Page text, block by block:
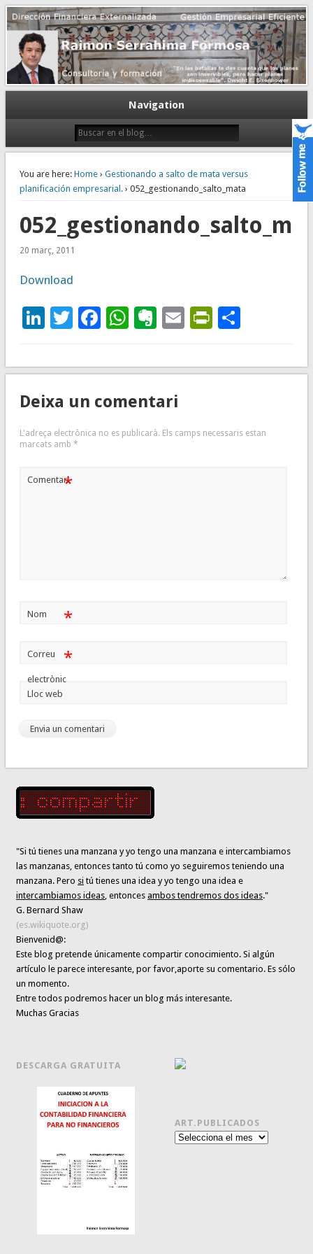
Dirección financiera de la PyME
Gestión empresarial eficiente. Dirección financiera externalizada.
Navigation
You are here: Home› Gestionando a salto de mata versus
planificación empresarial.› 052_gestionando_salto_mata
20 març, 2011
Download
LinkedIn
Twitter
Facebook
WhatsApp
Evernote
Email
Deixa un comentari
L'adreça electrònica no es publicarà. Els camps necessaris estan
marcats amb *
Comentari*
Nom *
Correu
electrònic
*
Lloc web
"Si tú tienes una manzana y yo tengo una manzana e intercambiamos
las manzanas, entonces tanto tú como yo seguiremos teniendo una
manzana. Pero si tú tienes una idea y yo tengo una idea e
intercambiamos ideas, entoncesambos tendremos dos ideas."
G. Bernard Shaw
(es.wikiquote.org)
Bienvenid@:
Este blog pretende únicamentecompartir conocimiento. Si algún
artículo le parece interesante,por favor,aporte su comentario. Es sólo
un momento.
Entre todos podremos hacer un blog más interesante.
Muchas Gracias
DESCARGA GRATUITA
ART.PUBLICADOS
Art.publicados